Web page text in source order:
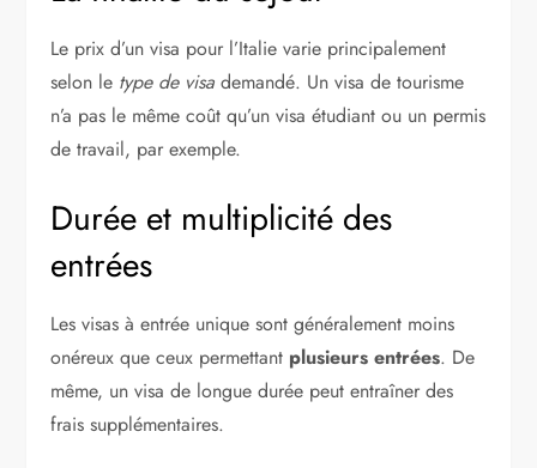
Le prix d’un visa pour l’Italie varie principalement
selon le type de visa demandé. Un visa de tourisme
n’a pas le même coût qu’un visa étudiant ou un permis
de travail, par exemple.
Durée et multiplicité des
entrées
Les visas à entrée unique sont généralement moins
onéreux que ceux permettant plusieurs entrées. De
même, un visa de longue durée peut entraîner des
frais supplémentaires.